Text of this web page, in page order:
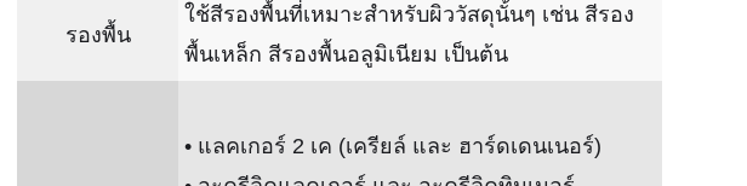
รองพื้น
ใช้สีรองพื้นที่เหมาะสำหรับผิววัสดุนั้นๆ เช่น สีรอง
พื้นเหล็ก สีรองพื้นอลูมิเนียม เป็นต้น
• แลคเกอร์ 2 เค (เครียล์ และ ฮาร์ดเดนเนอร์)